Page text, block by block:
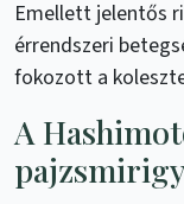
Emellett jelentős
érrendszeri
fokozott a
A